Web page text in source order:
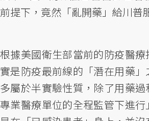
前提下，竟然「亂開藥」給川普
根據美國衛生部當前的防疫醫
實是防疫最前線的「潛在用藥
多屬於半實驗性質，除了用藥
專業醫療單位的全程監管下進